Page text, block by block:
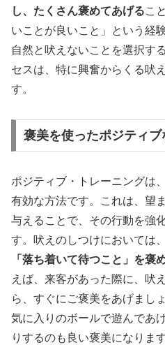
し、たくさん褒めてあげるこ
いことが良いこと」という経
自然と吠えないことを選択す
セスは、特に興奮からくる吠
す。
褒美を使ったポジティブ
ポジティブ・トレーニングは
有効な方法です。これは、望
与えることで、その行動を強
す。吠えのしつけにおいては、
「落ち着いて待つこと」を褒
えば、来客があった際に、吠
ら、すぐにご褒美をあげまし
気に入りのボールで遊んであ
りするのも良い褒美になりま